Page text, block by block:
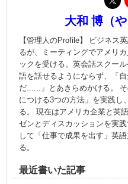
大和 博（や
【管理人のProfile】 ビジネス
るが、ミーティングでアメリ
ックを受ける。英会話スクー
語を話せるようにならず、「
だ......」とあきらめかける。
につける3つの方法」を実践し
る。 現在はアメリカ企業と英
ゼンとディスカッションを実
して「仕事で成果を出す」英
る。
最近書いた記事